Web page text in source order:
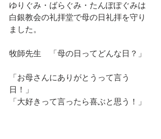
ゆりぐみ・ばらぐみ・たんぽぽぐみは
白銀教会の礼拝堂で母の日礼拝を守り
ました。
牧師先生　「母の日ってどんな日？」
「お母さんにありがとうって言う
日！」
「大好きって言ったら喜ぶと思う！」